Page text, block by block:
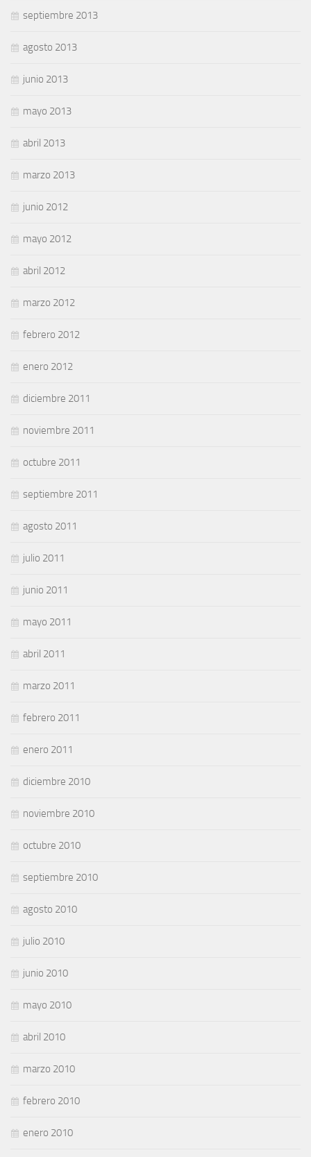
septiembre 2013
agosto 2013
junio 2013
mayo 2013
abril 2013
marzo 2013
junio 2012
mayo 2012
abril 2012
marzo 2012
febrero 2012
enero 2012
diciembre 2011
noviembre 2011
octubre 2011
septiembre 2011
agosto 2011
julio 2011
junio 2011
mayo 2011
abril 2011
marzo 2011
febrero 2011
enero 2011
diciembre 2010
noviembre 2010
octubre 2010
septiembre 2010
agosto 2010
julio 2010
junio 2010
mayo 2010
abril 2010
marzo 2010
febrero 2010
enero 2010